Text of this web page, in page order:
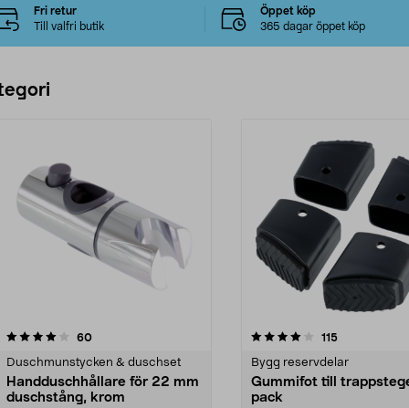
Fri retur
Till valfri butik
Öppet köp
365 dagar öppet köp
60recensioner
Duschmunstycken & duschset
Handduschhållare för 22 mm
duschstång, krom
4.0 av 5 stjärnor 115recensioner
Bygg reservdelar
Gummifot till
pack
4.5 av 5 stjärnor